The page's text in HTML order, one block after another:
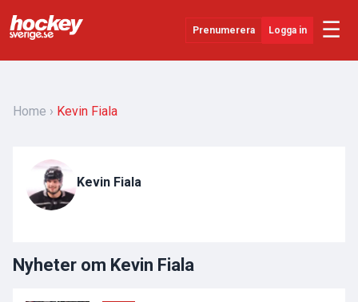
Prenumerera Logga in ☰
YouTube
Evenemang
Övrigt
Home Kevin Fiala
Kevin Fiala
Nyheter om Kevin Fiala